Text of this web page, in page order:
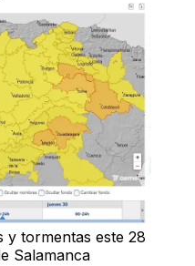
y tormentas este 28
Salamanca